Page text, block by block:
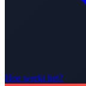
Hoe werkt het?